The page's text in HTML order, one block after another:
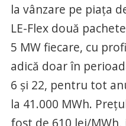
la vânzare pe piața
LE-Flex două
5 MW fiecare, cu
adică doar în
6 și 22, pentru tot
la 41.000 MWh.
fost de 610 lei/